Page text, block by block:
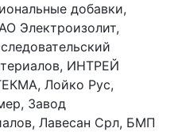
добавки,
Электроизолит,
ИНТРЕЙ
Лойко Рус,
Завод
Лавесан Срл, БМП